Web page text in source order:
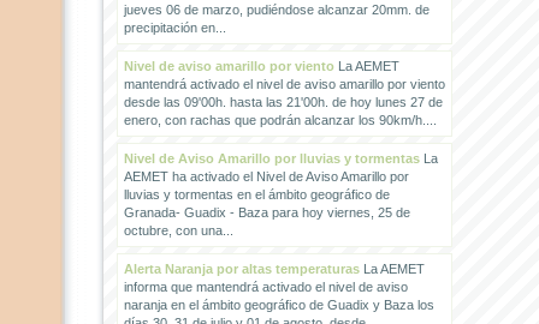
jueves 06 de marzo, pudiéndose alcanzar 20mm. de
precipitación en...
Nivel de aviso amarillo por vientoLa AEMET
mantendrá activado el nivel de aviso amarillo por viento
desde las 09'00h. hasta las 21'00h. de hoy lunes 27 de
enero, con rachas que podrán alcanzar los 90km/h....
Nivel de Aviso Amarillo por lluvias y tormentasLa
AEMET ha activado el Nivel de Aviso Amarillo por
lluvias y tormentas en el ámbito geográfico de
Granada- Guadix - Baza para hoy viernes, 25 de
octubre, con una...
Alerta Naranja por altas temperaturasLa AEMET
informa que mantendrá activado el nivel de aviso
naranja en el ámbito geográfico de Guadix y Baza los